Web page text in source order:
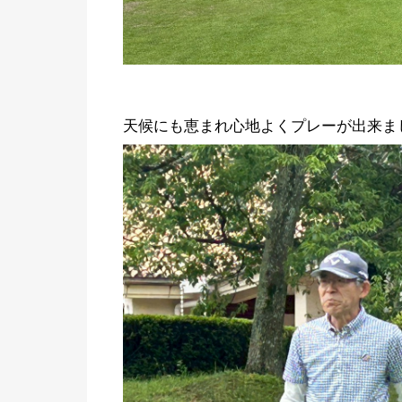
天候にも恵まれ心地よくプレーが出来ま